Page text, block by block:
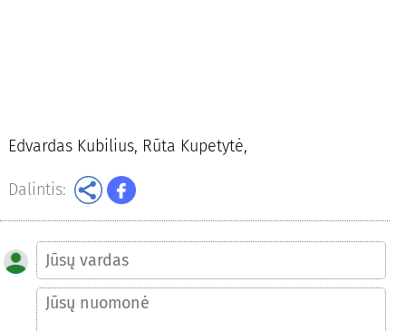
Edvardas Kubilius, Rūta Kupetytė,
Dalintis: